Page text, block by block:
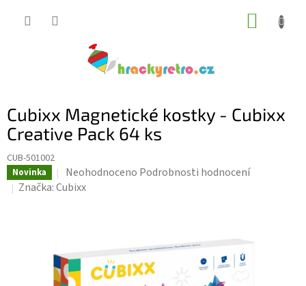
Cubixx Magnetické kostky - Cubixx
Creative Pack 64 ks
CUB-501002
Novinka
Průměrné
hodnocení
5
hvězdiček.
Neohodnoceno Podrobnosti hodnocení
Značka:Cubixx